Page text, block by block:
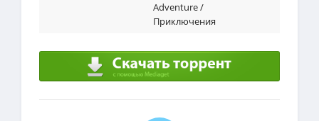
Adventure /
Приключения